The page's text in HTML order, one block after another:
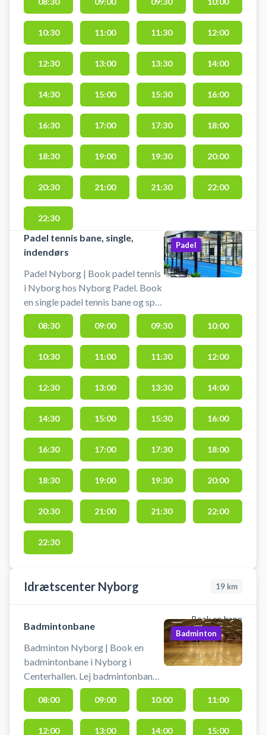
indendørs padelcenter hos
Nyborg Padel beliggende på
Slipshavnsvej 7, 5800 Nyborg i
lige ved motorvejen. Der er gratis
parkering ved Nyborg Padel.
Lånebats er altid inkluderet i
banelejen. Bolde kan købes i
centeret. Skal padelbanen i stedet
være single har Nyborg Padel
også 2 indendørs single
padelbaner i det store Nyborg
padelcenter.
10:30 11:00 11:30 12:00
12:30 13:00 13:30 14:00
14:30 15:00 15:30 16:00
16:30 17:00 17:30 18:00
18:30 19:00 19:30 20:00
20:30 21:00 21:30 22:00
22:30
Padel tennis bane, single,
indendørs
Padel Nyborg | Book padel tennis
i Nyborg hos Nyborg Padel. Book
en single padel tennis bane og spil
padel tennis i Nyborg i det
indendørs padelcenter hos
Nyborg Padel på Slipshavnsvej 7,
5800 Nyborg. Nyborg Padel
kan købes i padelcentret og
lånebats er altid inkluderet i
banelejen, men standen kan ikke
garanteres. Ønsker du i stedet en
double padelbane finder du 5
doublebaner i dette padelcenter i
Nyborg der tidligere hed WAP -
We Are Padel Nyborg.
Padel
08:30 09:00 09:30 10:00
10:30 11:00 11:30 12:00
12:30 13:00 13:30 14:00
14:30 15:00 15:30 16:00
16:30 17:00 17:30 18:00
18:30 19:00 19:30 20:00
20:30 21:00 21:30 22:00
22:30
Idrætscenter Nyborg 19 km
Book en bane
Badmintonbane
Badminton Nyborg | Book en
badmintonbane i Nyborg i
Centerhallen. Lej badmintonbane
og spil badminton i Nyborg på en
af banerne i Idrætscenter
Nyborgs centerhal. Du skal selv
medbringe ketcher og bolde og
Badminton
08:00 09:00 10:00 11:00
12:00 13:00 14:00 15:00